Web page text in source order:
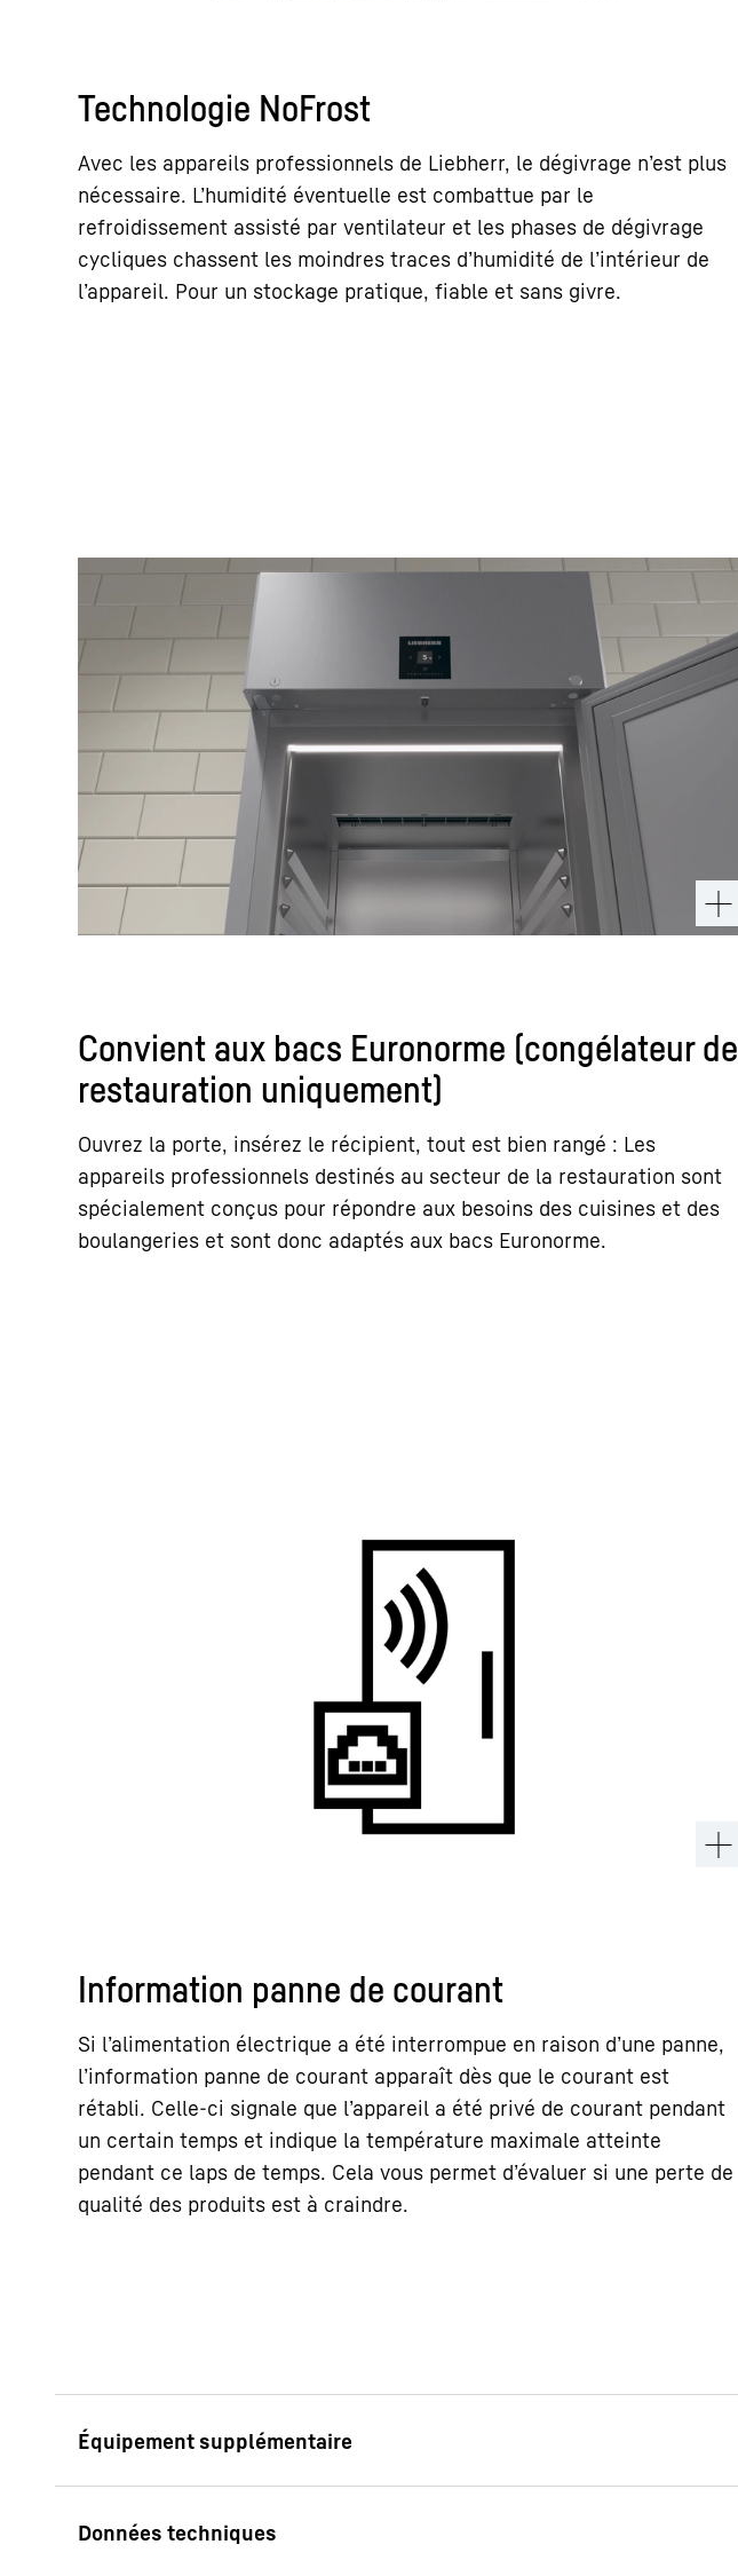
Technologie NoFrost
Avec les appareils professionnels de Liebherr, le dégivrage n’est plus
nécessaire. L’humidité éventuelle est combattue par le
refroidissement assisté par ventilateur et les phases de dégivrage
cycliques chassent les moindres traces d’humidité de l’intérieur de
l’appareil. Pour un stockage pratique, fiable et sans givre.
Convient aux bacs Euronorme (congélateur de
restauration uniquement)
Ouvrez la porte, insérez le récipient, tout est bien rangé : Les
appareils professionnels destinés au secteur de la restauration sont
spécialement conçus pour répondre aux besoins des cuisines et des
boulangeries et sont donc adaptés aux bacs Euronorme.
Information panne de courant
Si l’alimentation électrique a été interrompue en raison d’une panne,
l’information panne de courant apparaît dès que le courant est
rétabli. Celle-ci signale que l’appareil a été privé de courant pendant
un certain temps et indique la température maximale atteinte
pendant ce laps de temps. Cela vous permet d’évaluer si une perte de
qualité des produits est à craindre.